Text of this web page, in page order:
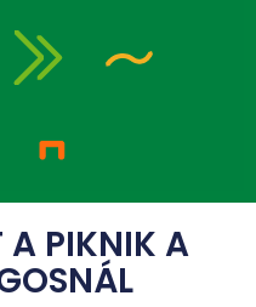
A PIKNIK A